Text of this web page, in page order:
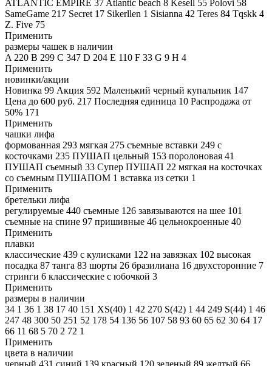
ATLANTIC EMPIRE 37 Atlantic beach 8 Kesell 55 Polovi 58
SameGame 217 Secret 17 Sikerllen 1 Sisianna 42 Teres 84 Tqskk 4
Z. Five 75
Применить
размеры чашек в наличии
A 220 B 299 C 347 D 204 E 110 F 33 G 9 H 4
Применить
новинки/акции
Новинка 99 Акция 592 Маленький черный купальник 147
Цена до 600 руб. 217 Последняя единица 10 Распродажа от
50% 171
Применить
чашки лифа
формованная 293 мягкая 275 съемные вставки 249 с
косточками 235 ПУШАП цельный 153 поролоновая 41
ПУШАП съемный 33 Супер ПУШАП 22 мягкая на косточках
со съемным ПУШАПОМ 1 вставка из сетки 1
Применить
бретельки лифа
регулируемые 440 съемные 126 завязываются на шее 101
съемные на спине 97 пришивные 46 цельнокроенные 40
Применить
плавки
классические 439 с кулисками 122 на завязках 102 высокая
посадка 87 танга 83 шорты 26 бразилиана 16 двухсторонние 7
стринги 6 классические с юбочкой 3
Применить
размеры в наличии
34 1 36 1 38 17 40 151 XS(40) 1 42 270 S(42) 1 44 249 S(44) 1 46
247 48 300 50 251 52 178 54 136 56 107 58 93 60 65 62 30 64 17
66 11 68 5 70 2 72 1
Применить
цвета в наличии
черный 431 синий 139 красный 120 зеленый 89 желтый 66